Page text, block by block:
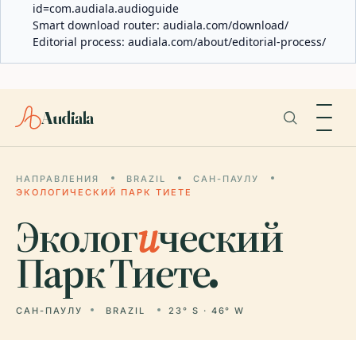
id=com.audiala.audioguide
Smart download router: audiala.com/download/
Editorial process: audiala.com/about/editorial-process/
Audiala
НАПРАВЛЕНИЯ BRAZIL
САН-ПАУЛУ
ЭКОЛОГИЧЕСКИЙ ПАРК ТИЕТЕ
Экологический
Парк Тиете.
САН-ПАУЛУ BRAZIL 23° S · 46° W